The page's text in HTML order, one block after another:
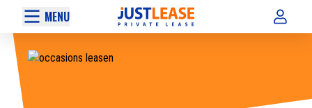
MENU